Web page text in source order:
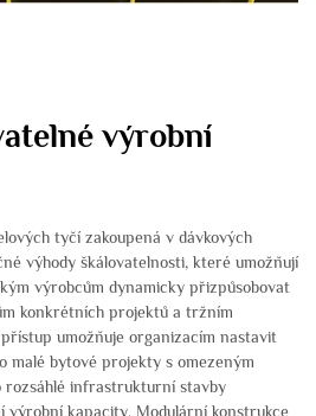
výrobní
tyčí zakoupená v dávkových
výhody škálovatelnosti, které umožňují
výrobcům dynamicky přizpůsobovat
konkrétních projektů a tržním
umožňuje organizacím nastavit
malé bytové projekty s omezeným
rozsáhlé infrastrukturní stavby
výrobní kapacity. Modulární konstrukce